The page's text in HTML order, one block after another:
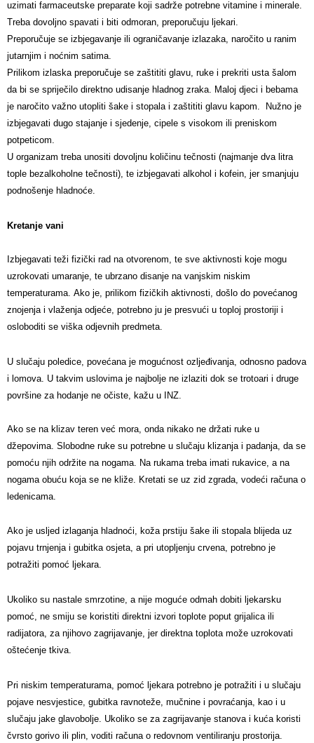
uzimati farmaceutske preparate koji sadrže potrebne vitamine i minerale.
Treba dovoljno spavati i biti odmoran, preporučuju ljekari.
Preporučuje se izbjegavanje ili ograničavanje izlazaka, naročito u ranim
jutarnjim i noćnim satima.
Prilikom izlaska preporučuje se zaštititi glavu, ruke i prekriti usta šalom
da bi se spriječilo direktno udisanje hladnog zraka. Maloj djeci i bebama
je naročito važno utopliti šake i stopala i zaštititi glavu kapom. Nužno je
izbjegavati dugo stajanje i sjedenje, cipele s visokom ili preniskom
potpeticom.
U organizam treba unositi dovoljnu količinu tečnosti (najmanje dva litra
tople bezalkoholne tečnosti), te izbjegavati alkohol i kofein, jer smanjuju
podnošenje hladnoće.
Kretanje vani
Izbjegavati teži fizički rad na otvorenom, te sve aktivnosti koje mogu
uzrokovati umaranje, te ubrzano disanje na vanjskim niskim
temperaturama. Ako je, prilikom fizičkih aktivnosti, došlo do povećanog
znojenja i vlaženja odjeće, potrebno ju je presvući u toploj prostoriji i
osloboditi se viška odjevnih predmeta.
U slučaju poledice, povećana je mogućnost ozljeđivanja, odnosno padova
i lomova. U takvim uslovima je najbolje ne izlaziti dok se trotoari i druge
površine za hodanje ne očiste, kažu u INZ.
Ako se na klizav teren već mora, onda nikako ne držati ruke u
džepovima. Slobodne ruke su potrebne u slučaju klizanja i padanja, da se
pomoću njih održite na nogama. Na rukama treba imati rukavice, a na
nogama obuću koja se ne kliže. Kretati se uz zid zgrada, vodeći računa o
ledenicama.
Ako je usljed izlaganja hladnoći, koža prstiju šake ili stopala blijeda uz
pojavu trnjenja i gubitka osjeta, a pri utopljenju crvena, potrebno je
potražiti pomoć ljekara.
Ukoliko su nastale smrzotine, a nije moguće odmah dobiti ljekarsku
pomoć, ne smiju se koristiti direktni izvori toplote poput grijalica ili
radijatora, za njihovo zagrijavanje, jer direktna toplota može uzrokovati
oštećenje tkiva.
Pri niskim temperaturama, pomoć ljekara potrebno je potražiti i u slučaju
pojave nesvjestice, gubitka ravnoteže, mučnine i povraćanja, kao i u
slučaju jake glavobolje. Ukoliko se za zagrijavanje stanova i kuća koristi
čvrsto gorivo ili plin, voditi računa o redovnom ventiliranju prostorija.